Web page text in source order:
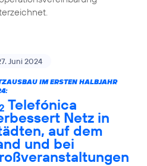
Juni 2024
IM ERSTEN HALBJAHR
Telefónica
Netz in
auf dem
und bei